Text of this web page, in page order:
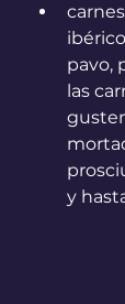
pavo,
las
y